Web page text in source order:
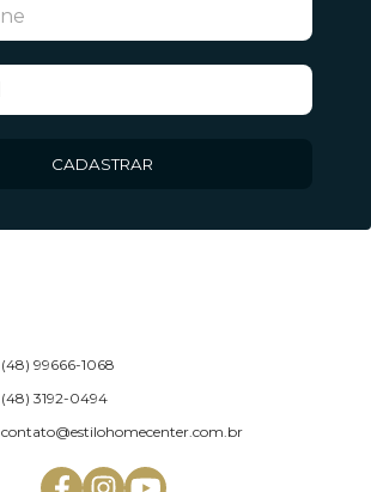
CADASTRAR
(48) 99666-1068
(48) 3192-0494
contato@estilohomecenter.com.br